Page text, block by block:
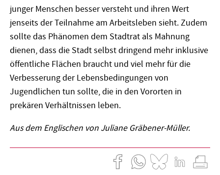
junger Menschen besser versteht und ihren Wert
jenseits der Teilnahme am Arbeitsleben sieht. Zudem
sollte das Phänomen dem Stadtrat als Mahnung
dienen, dass die Stadt selbst dringend mehr inklusive
öffentliche Flächen braucht und viel mehr für die
Verbesserung der Lebensbedingungen von
Jugendlichen tun sollte, die in den Vororten in
prekären Verhältnissen leben.
Aus dem Englischen von Juliane Gräbener-Müller.